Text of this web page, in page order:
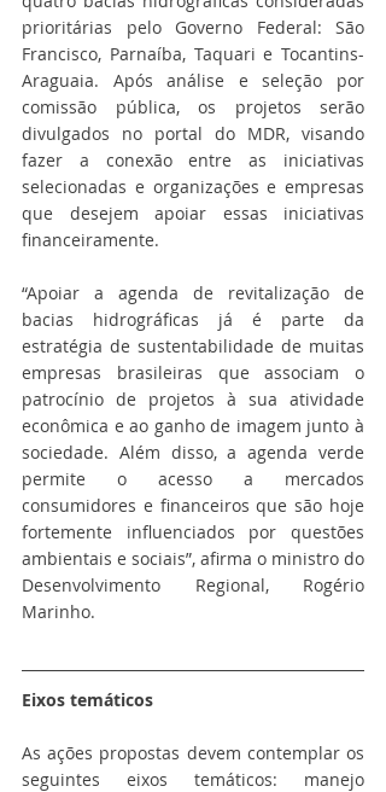
prioritárias pelo Governo Federal: São
Francisco, Parnaíba, Taquari e Tocantins-
Araguaia. Após análise e seleção por
comissão pública, os projetos serão
divulgados no portal do MDR, visando
fazer a conexão entre as iniciativas
selecionadas e organizações e empresas
que desejem apoiar essas iniciativas
financeiramente.
“Apoiar a agenda de revitalização de
bacias hidrográficas já é parte da
estratégia de sustentabilidade de muitas
empresas brasileiras que associam o
patrocínio de projetos à sua atividade
econômica e ao ganho de imagem junto à
sociedade. Além disso, a agenda verde
permite o acesso a mercados
consumidores e financeiros que são hoje
fortemente influenciados por questões
ambientais e sociais”, afirma o ministro do
Desenvolvimento Regional, Rogério
Marinho.
Eixos temáticos
As ações propostas devem contemplar os
seguintes eixos temáticos: manejo